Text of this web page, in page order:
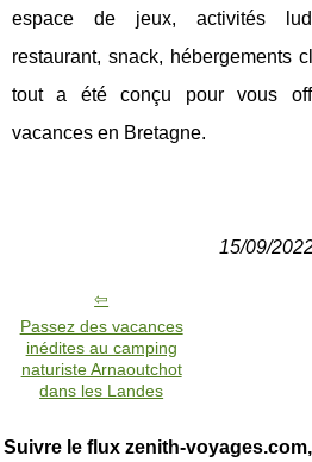
espace de jeux, activités
restaurant, snack, hébergements
tout a été conçu pour vous
vacances en Bretagne.
15/09/
Passez des vacances
inédites au camping
naturiste Arnaoutchot
dans les Landes
Suivre le flux zenith-